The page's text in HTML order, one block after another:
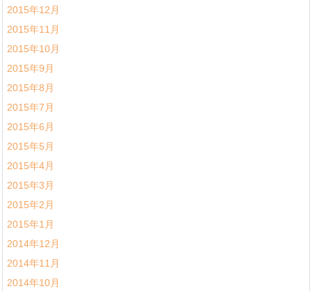
2015年12月
2015年11月
2015年10月
2015年9月
2015年8月
2015年7月
2015年6月
2015年5月
2015年4月
2015年3月
2015年2月
2015年1月
2014年12月
2014年11月
2014年10月